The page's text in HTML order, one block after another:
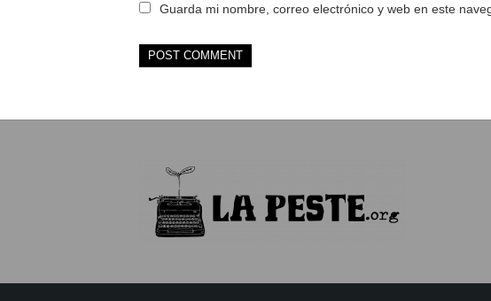
Guarda mi nombre, correo electrónico y web en este